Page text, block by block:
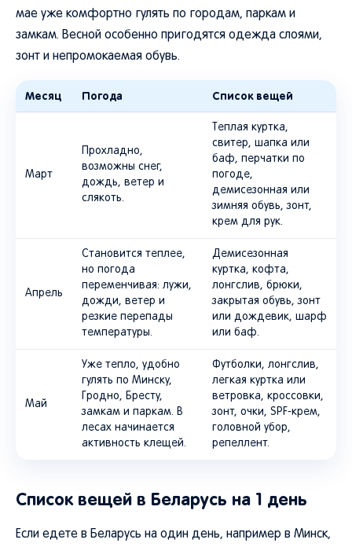
мае уже комфортно гулять по городам, паркам и
замкам. Весной особенно пригодятся одежда слоями,
зонт и непромокаемая обувь.
Месяц Погода Список вещей
Март
Прохладно,
возможны снег,
дождь, ветер и
слякоть.
Теплая куртка,
свитер, шапка или
баф, перчатки по
погоде,
демисезонная или
зимняя обувь, зонт,
крем для рук.
Апрель
Становится теплее,
но погода
переменчивая: лужи,
дожди, ветер и
резкие перепады
температуры.
Демисезонная
куртка, кофта,
лонгслив, брюки,
закрытая обувь, зонт
или дождевик, шарф
или баф.
Май
Уже тепло, удобно
гулять по Минску,
Гродно, Бресту,
замкам и паркам. В
лесах начинается
активность клещей.
Футболки, лонгслив,
легкая куртка или
ветровка, кроссовки,
зонт, очки, SPF-крем,
головной убор,
репеллент.
Список вещей в Беларусь на 1 день
Если едете в Беларусь на один день, например в Минск,